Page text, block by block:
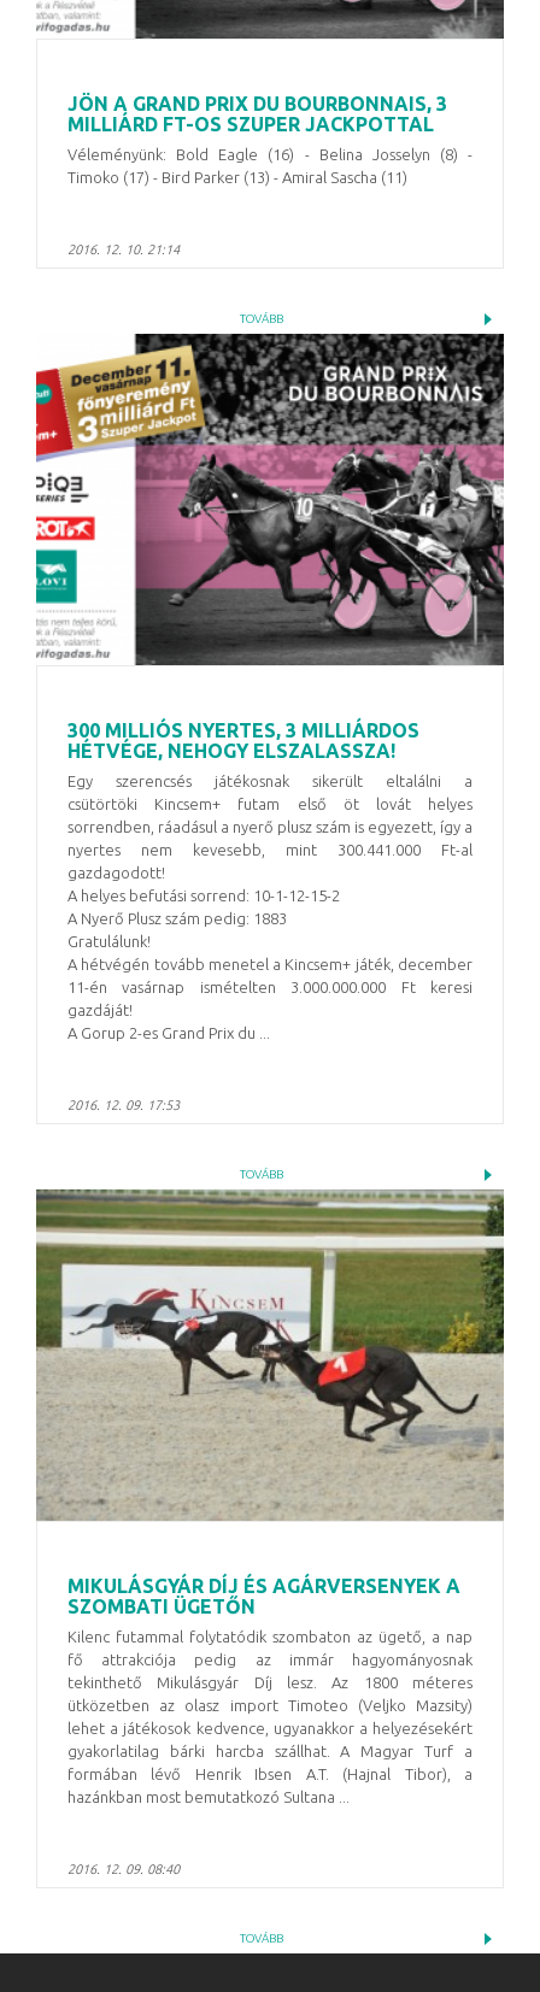
JÖN A GRAND PRIX DU BOURBONNAIS, 3
MILLIÁRD FT-OS SZUPER JACKPOTTAL
Véleményünk: Bold Eagle (16) - Belina Josselyn (8) -
Timoko (17) - Bird Parker (13) - Amiral Sascha (11)
2016. 12. 10. 21:14
TOVÁBB
300 MILLIÓS NYERTES, 3 MILLIÁRDOS
HÉTVÉGE, NEHOGY ELSZALASSZA!
Egy szerencsés játékosnak sikerült eltalálni a
csütörtöki Kincsem+ futam első öt lovát helyes
sorrendben, ráadásul a nyerő plusz szám is egyezett, így a
nyertes nem kevesebb, mint 300.441.000 Ft-al
gazdagodott!
A helyes befutási sorrend: 10-1-12-15-2
A Nyerő Plusz szám pedig: 1883
Gratulálunk!
A hétvégén tovább menetel a Kincsem+ játék, december
11-én vasárnap ismételten 3.000.000.000 Ft keresi
gazdáját!
A Gorup 2-es Grand Prix du ...
2016. 12. 09. 17:53
TOVÁBB
MIKULÁSGYÁR DÍJ ÉS AGÁRVERSENYEK A
SZOMBATI ÜGETŐN
Kilenc futammal folytatódik szombaton az ügető, a nap
fő attrakciója pedig az immár hagyományosnak
tekinthető Mikulásgyár Díj lesz. Az 1800 méteres
ütközetben az olasz import Timoteo (Veljko Mazsity)
lehet a játékosok kedvence, ugyanakkor a helyezésekért
gyakorlatilag bárki harcba szállhat. A Magyar Turf a
formában lévő Henrik Ibsen A.T. (Hajnal Tibor), a
hazánkban most bemutatkozó Sultana ...
2016. 12. 09. 08:40
TOVÁBB